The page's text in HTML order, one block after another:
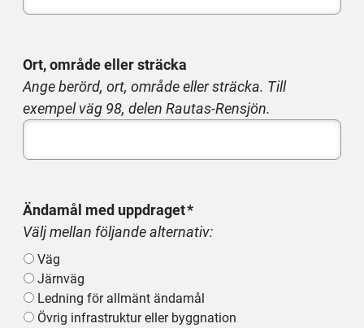
Ort, område eller sträcka
Ange berörd, ort, område eller sträcka. Till
exempel väg 98, delen Rautas-Rensjön.
Ändamål med uppdraget
Välj mellan följande alternativ:
Väg
Järnväg
Ledning för allmänt ändamål
Övrig infrastruktur eller byggnation